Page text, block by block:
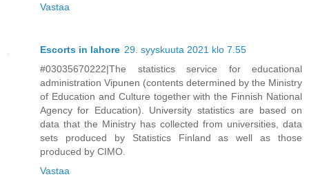
Vastaa
Escorts in lahore 29. syyskuuta 2021 klo 7.55
#03035670222|The statistics service for educational
administration Vipunen (contents determined by the Ministry
of Education and Culture together with the Finnish National
Agency for Education). University statistics are based on
data that the Ministry has collected from universities, data
sets produced by Statistics Finland as well as those
produced by CIMO.
Vastaa